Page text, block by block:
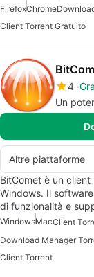
FirefoxChrome
Client Torrent Gratuito
4
Un
Altre piattaforme
BitComet è un
Windows. Il
di funzionalità e
WindowsMacClient
Client Torrent